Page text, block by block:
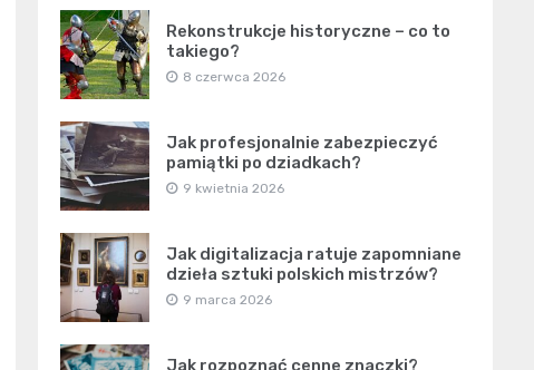
Rekonstrukcje historyczne – co to
takiego?
8 czerwca 2026
Jak profesjonalnie zabezpieczyć
pamiątki po dziadkach?
9 kwietnia 2026
Jak digitalizacja ratuje zapomniane
dzieła sztuki polskich mistrzów?
9 marca 2026
Jak rozpoznać cenne znaczki?